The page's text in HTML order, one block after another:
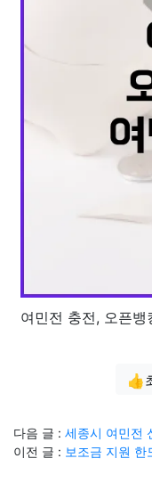
여민전 충전, 오픈
👍
다음 글 : 세종시 여민전
이전 글 : 보조금 지원 한